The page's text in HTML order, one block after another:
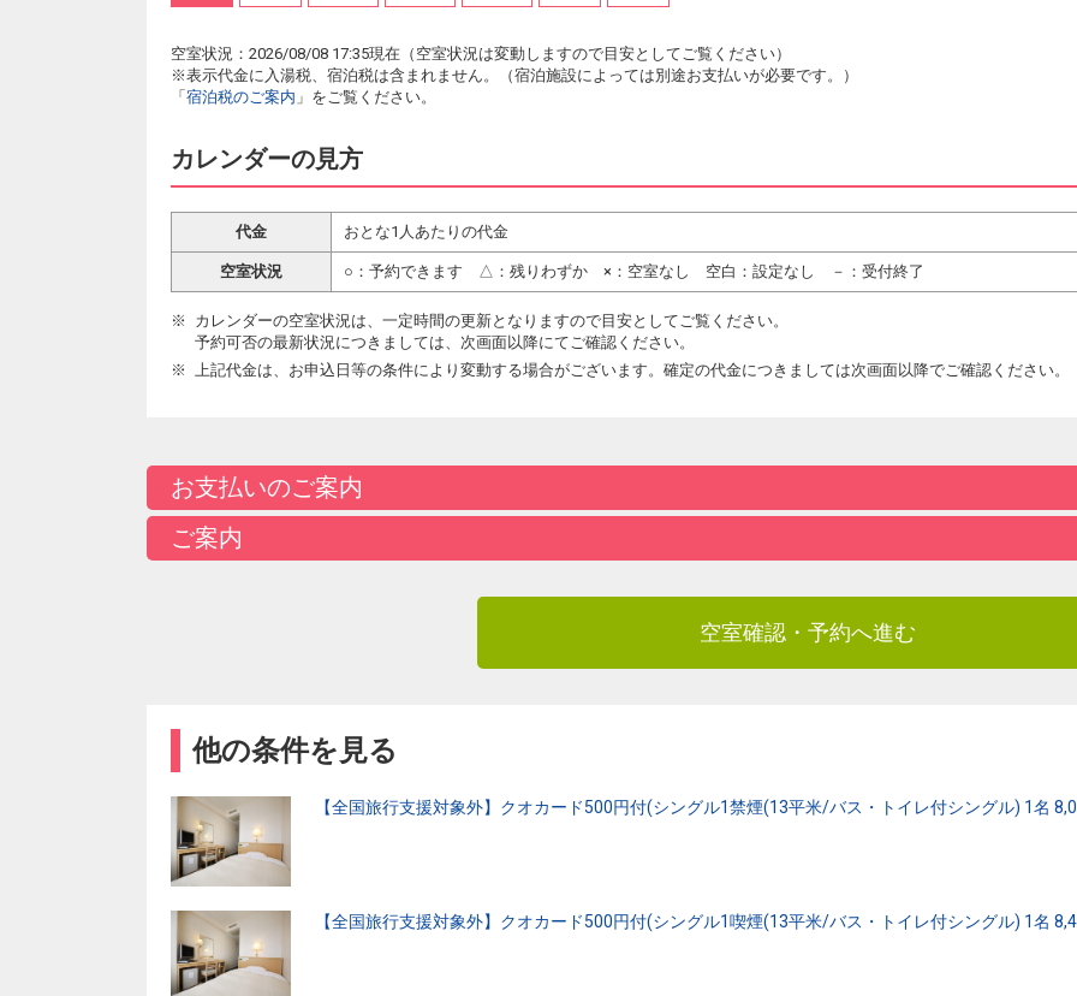
空室状況：2026/08/08 17:35現在（空室状況は変動しますので目安としてご覧ください）
※表示代金に入湯税、宿泊税は含まれません。（宿泊施設によっては別途お支払いが必要です。）
「 宿泊税のご案内 」をご覧ください。
カレンダーの見方
代金 おとな1人あたりの代金
空室状況 ○：予約できます △：残りわずか ×：空室なし 空白：設定なし －：受付終了
カレンダーの空室状況は、一定時間の更新となりますので目安としてご覧ください。
予約可否の最新状況につきましては、次画面以降にてご確認ください。
上記代金は、お申込日等の条件により変動する場合がございます。確定の代金につきましては次画面以降でご確認ください。
お支払いのご案内
ご案内
空室確認・予約へ進む
他の条件を見る
【全国旅行支援対象外】クオカード500円付(シングル1禁煙(13平米/バス・トイレ付シングル) 1名
【全国旅行支援対象外】クオカード500円付(シングル1喫煙(13平米/バス・トイレ付シングル) 1名